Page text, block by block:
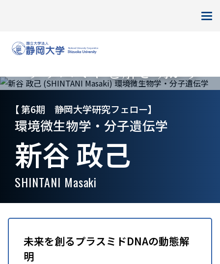
静岡大学研究フェロー
プラスミドを解き明かす
第6期 静岡大学研究フェロー
環境微生物学・分子遺伝学
新谷 政己
SHINTANI Masaki
未来を創るプラスミドDNAの動態解
明